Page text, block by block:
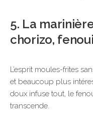
5. La
chorizo,
L’esprit moules-frites
et beaucoup plus
doux infuse tout, le
transcende.